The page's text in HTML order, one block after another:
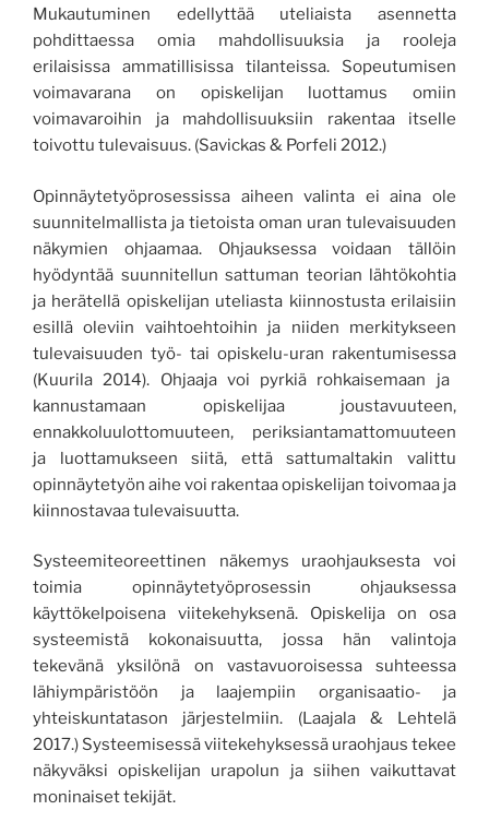
Mukautuminen edellyttää uteliaista asennetta
pohdittaessa omia mahdollisuuksia ja rooleja
erilaisissa ammatillisissa tilanteissa. Sopeutumisen
voimavarana on opiskelijan luottamus omiin
voimavaroihin ja mahdollisuuksiin rakentaa itselle
toivottu tulevaisuus. (Savickas & Porfeli 2012.)
Opinnäytetyöprosessissa aiheen valinta ei aina ole
suunnitelmallista ja tietoista oman uran tulevaisuuden
näkymien ohjaamaa. Ohjauksessa voidaan tällöin
hyödyntää suunnitellun sattuman teorian lähtökohtia
ja herätellä opiskelijan uteliasta kiinnostusta erilaisiin
esillä oleviin vaihtoehtoihin ja niiden merkitykseen
tulevaisuuden työ- tai opiskelu-uran rakentumisessa
(Kuurila 2014). Ohjaaja voi pyrkiä rohkaisemaan ja
kannustamaan opiskelijaa joustavuuteen,
ennakkoluulottomuuteen, periksiantamattomuuteen
ja luottamukseen siitä, että sattumaltakin valittu
opinnäytetyön aihe voi rakentaa opiskelijan toivomaa ja
kiinnostavaa tulevaisuutta.
Systeemiteoreettinen näkemys uraohjauksesta voi
toimia opinnäytetyöprosessin ohjauksessa
käyttökelpoisena viitekehyksenä. Opiskelija on osa
systeemistä kokonaisuutta, jossa hän valintoja
tekevänäyksilönä on vastavuoroisessa suhteessa
lähiympäristöön ja laajempiin organisaatio- ja
yhteiskuntatason järjestelmiin. (Laajala & Lehtelä
2017.) Systeemisessä viitekehyksessä uraohjaus tekee
näkyväksi opiskelijan urapolun ja siihen vaikuttavat
moninaisettekijät.